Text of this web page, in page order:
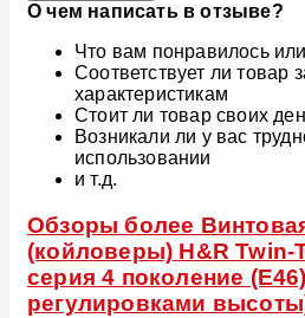
О чем написать в отзыве?
Что вам понравилось
Соответствует ли товар
характеристикам
Стоит ли товар своих
Возникали ли у вас
использовании
и т.д.
Обзоры более
(койловеры) H&R Twin-
серия 4 поколение
регулировками